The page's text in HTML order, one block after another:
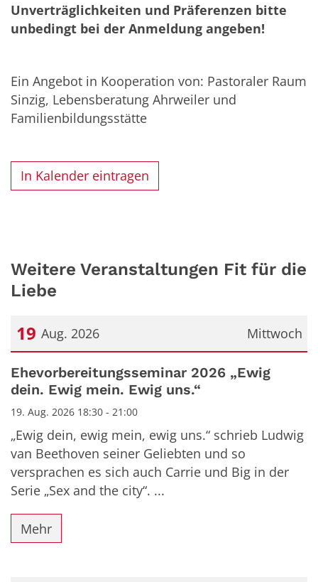
Unverträglichkeiten und Präferenzen bitte
unbedingt bei der Anmeldung angeben!
Ein Angebot in Kooperation von: Pastoraler Raum
Sinzig, Lebensberatung Ahrweiler und
Familienbildungsstätte
In Kalender eintragen
Weitere Veranstaltungen Fit für die
Liebe
Mittwoch
19 Aug. 2026
Datum: 19. August 2026
Ehevorbereitungsseminar 2026 „Ewig
dein. Ewig mein. Ewig uns.“
19. Aug. 2026 18:30 - 21:00
„Ewig dein, ewig mein, ewig uns.“ schrieb Ludwig
van Beethoven seiner Geliebten und so
versprachen es sich auch Carrie und Big in der
Serie „Sex and the city“. ...
Mehr